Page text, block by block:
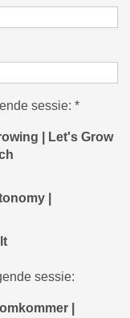
sessie: *
| Let's Grow
|
sessie:
|